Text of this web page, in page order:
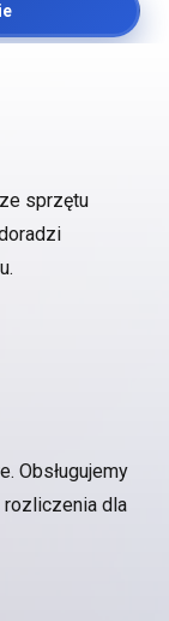
sprzętu
Obsługujemy
rozliczenia dla